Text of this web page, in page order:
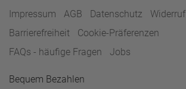
Impressum
AGB Datenschutz
Widerruf
Barrierefreiheit
Cookie-Präferenzen
FAQs - häufige Fragen
Jobs
Bequem Bezahlen